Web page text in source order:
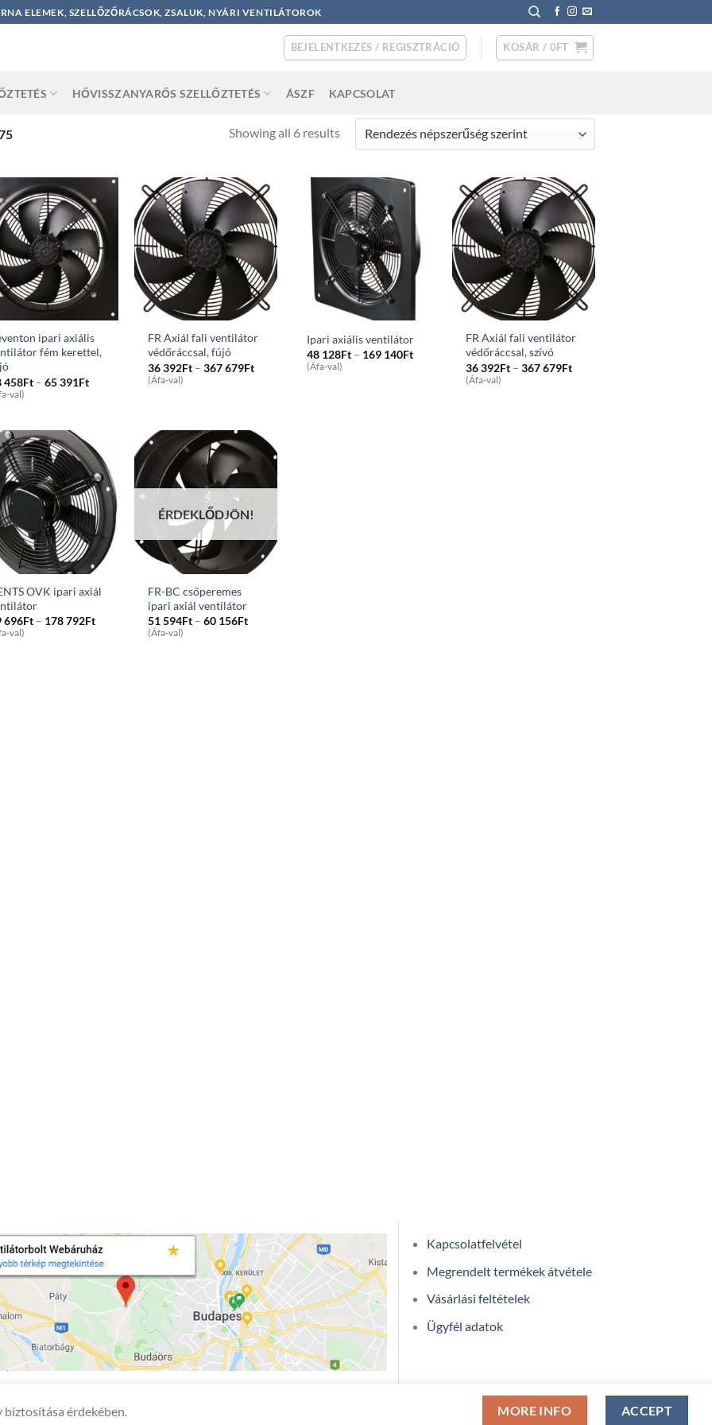
ELEMEK, SZELLŐZŐRÁCSOK, ZSALUK, NYÁRI VENTILÁTOROK
BEJELENTKEZÉS / REGISZTRÁCIÓ KOSÁR / 0FT
HŐVISSZANYARŐS SZELLŐZTETÉS ÁSZF KAPCSOLAT
Showing all 6 resultsSorted
ipari axiális
fém kerettel,
458Ft – 65 391FtPrice
391Ft
val)
FR Axiál fali ventilátor
védőráccsal, fújó
36 392Ft – 367 679FtPrice
679Ft
(Áfa-val)
Ipari axiális ventilátor
48 128Ft – 169 140FtPrice
(Áfa-val)
FR Axiál fali ventilátor
védőráccsal, szívó
36 392Ft – 367 679FtPrice
(Áfa-val)
OVK ipari axiál
696Ft – 178 792FtPrice
val)
ÉRDEKLŐDJÖN!
FR-BC csőperemes
ipari axiál ventilátor
51 594Ft – 60 156FtPrice
(Áfa-val)
Kapcsolatfelvétel
Megrendelt termékek átvétele
Vásárlási feltételek
Ügyfél adatok
biztosítása érdekében. MORE INFO ACCEPT